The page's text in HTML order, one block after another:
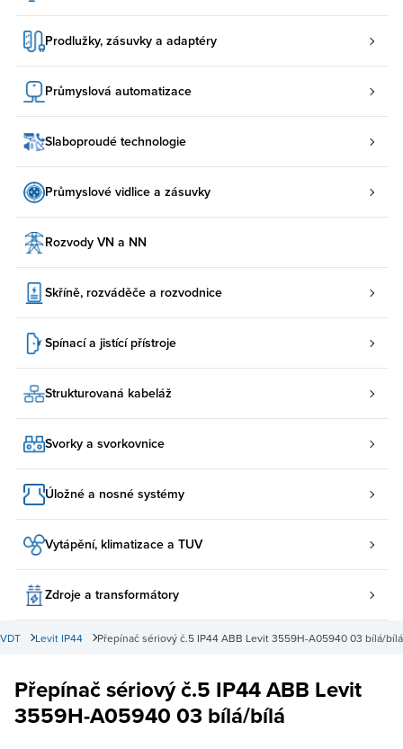
Prodlužky, zásuvky a adaptéry
Průmyslová automatizace
Slaboproudé technologie
Průmyslové vidlice a zásuvky
Rozvody VN a NN
Skříně, rozváděče a rozvodnice
Spínací a jistící přístroje
Strukturovaná kabeláž
Svorky a svorkovnice
Úložné a nosné systémy
Vytápění, klimatizace a TUV
Zdroje a transformátory
Přepínač sériový č.5 IP44 ABB Levit 3559H-A05940 03 bílá/bílá
Levit IP44
Přepínač sériový č.5 IP44 ABB Levit
3559H-A05940 03 bílá/bílá